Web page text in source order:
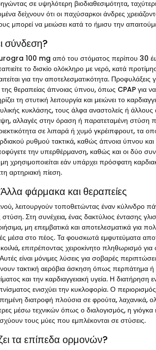
σε υψηλότερη βιοδιαθεσιμότητα,
δείχνουν ότι οι παχύσαρκοι άνδρες
μπορεί να μειώσει κατά το ήμισυ την
100 mg από του στόματος περίπου 30
το δισκίο ολόκληρο με νερό, κατά
για την αποτελεσματικότητα. Προφυλάξεις
θεραπείας άπνοιας ύπνου, όπως CPAP για
τη στυτική λειτουργία και μειώνει το
κυκλάσης, τους άλφα αναστολείς ή
αλλαγές στην όραση ή παρατεταμένη
σε λιπαρά ή χυμό γκρέιπφρουτ, τα
ρυθμού τακτικά, καθώς άπνοια ύπνου
την υπερθέρμανση, καθώς και οι δύο
χρησιμοποιείται εάν υπάρχει πρόσφατη
αρτηριακή πίεση.
φάρμακα και θεραπείες
λειτουργούν τοποθετώντας έναν κύλινδρο
Στη συνέχεια, ένας δακτύλιος έντασης
μη επεμβατικά και αποτελεσματικά για
μέσα στο πέος. Τα φουσκωτά εμφυτεύματα
επιτρέποντας χειροκίνητο πληθωρισμό
είναι μόνιμες λύσεις για σοβαρές
τακτική αερόβια άσκηση όπως περπάτημα
και την καρδιαγγειακή υγεία. Η διατήρηση
ενισχύει την κυκλοφορία. Ο
διατροφή πλούσια σε φρούτα, λαχανικά,
μέσω τεχνικών όπως ο διαλογισμός, η
τους μύες που εμπλέκονται σε στύσεις.
τα επίπεδα ορμονών?